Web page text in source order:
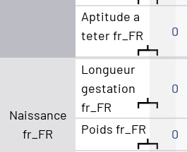
Aptitude a
teter fr_FR
0
Naissance
fr_FR
Longueur
gestation
fr_FR
0
Poids fr_FR 0